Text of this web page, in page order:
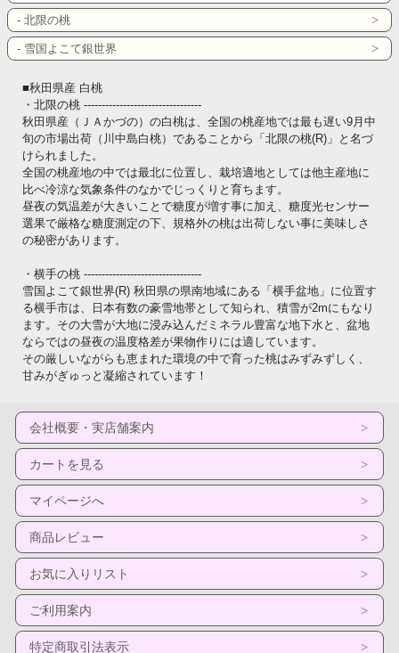
- 北限の桃
- 雪国よこて銀世界
■秋田県産 白桃
・北限の桃 ---------------------------------
秋田県産（ＪＡかづの）の白桃は、全国の桃産地では最も遅い9月中
旬の市場出荷（川中島白桃）であることから「北限の桃(R)」と名づ
けられました。
全国の桃産地の中では最北に位置し、栽培適地としては他主産地に
比べ冷涼な気象条件のなかでじっくりと育ちます。
昼夜の気温差が大きいことで糖度が増す事に加え、糖度光センサー
選果で厳格な糖度測定の下、規格外の桃は出荷しない事に美味しさ
の秘密があります。
・横手の桃 ---------------------------------
雪国よこて銀世界(R) 秋田県の県南地域にある「横手盆地」に位置す
る横手市は、日本有数の豪雪地帯として知られ、積雪が2mにもなり
ます。その大雪が大地に浸み込んだミネラル豊富な地下水と、盆地
ならではの昼夜の温度格差が果物作りには適しています。
その厳しいながらも恵まれた環境の中で育った桃はみずみずしく、
甘みがぎゅっと凝縮されています！
会社概要・実店舗案内
カートを見る
マイページへ
商品レビュー
お気に入りリスト
ご利用案内
特定商取引法表示